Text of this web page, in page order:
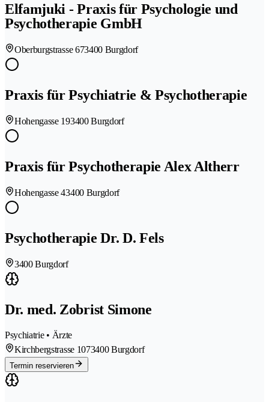
Elfamjuki - Praxis für Psychologie und
Psychotherapie GmbH
Oberburgstrasse 673400 Burgdorf
Praxis für Psychiatrie & Psychotherapie
Hohengasse 193400 Burgdorf
Praxis für Psychotherapie Alex Altherr
Hohengasse 43400 Burgdorf
Psychotherapie Dr. D. Fels
3400 Burgdorf
Dr. med. Zobrist Simone
Psychiatrie • Ärzte
Kirchbergstrasse 1073400 Burgdorf
Termin reservieren